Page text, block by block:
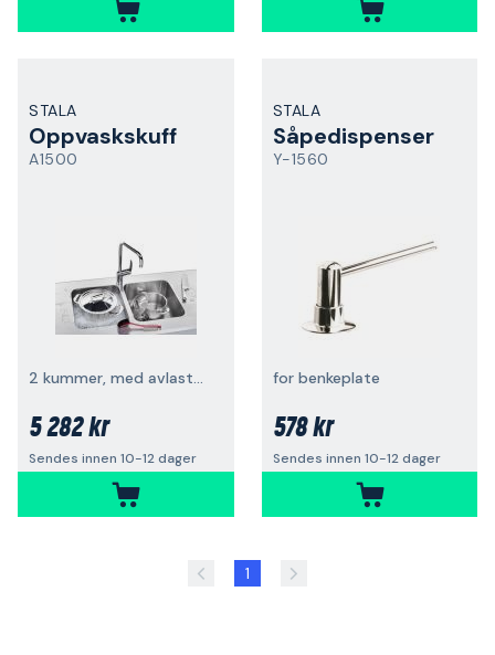
STALA
Oppvaskskuff
A1500
2 kummer, med avlastningsflate
5 282 kr
Sendes innen 10-12 dager
STALA
Såpedispenser
Y-1560
for benkeplate
578 kr
Sendes innen 10-12 dager
1